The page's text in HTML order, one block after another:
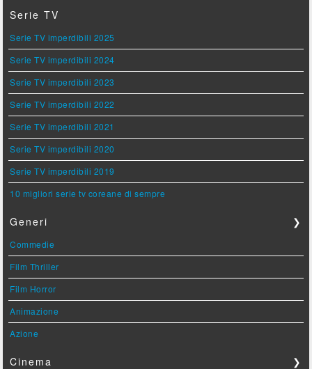
Serie TV
Serie TV imperdibili 2025
Serie TV imperdibili 2024
Serie TV imperdibili 2023
Serie TV imperdibili 2022
Serie TV imperdibili 2021
Serie TV imperdibili 2020
Serie TV imperdibili 2019
10 migliori serie tv coreane di sempre
Generi ❯
Commedie
Film Thriller
Film Horror
Animazione
Azione
Cinema ❯